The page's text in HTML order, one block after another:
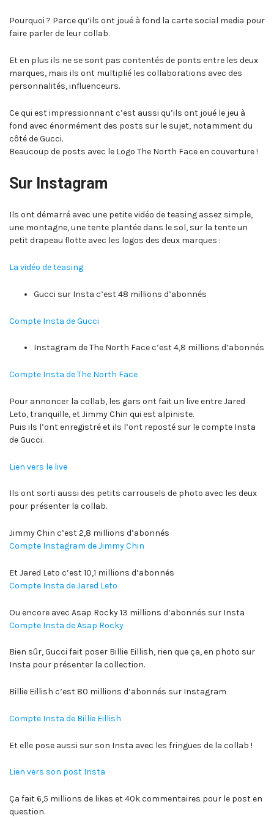
Pourquoi ? Parce qu’ils ont joué à fond la carte social media pour
faire parler de leur collab.
Et en plus ils ne se sont pas contentés de ponts entre les deux
marques, mais ils ont multiplié les collaborations avec des
personnalités, influenceurs.
Ce qui est impressionnant c’est aussi qu’ils ont joué le jeu à
fond avec énormément des posts sur le sujet, notamment du
côté de Gucci.
Beaucoup de posts avec le Logo The North Face en couverture !
Sur Instagram
Ils ont démarré avec une petite vidéo de teasing assez simple,
une montagne, une tente plantée dans le sol, sur la tente un
petit drapeau flotte avec les logos des deux marques :
La vidéo de teasing
Gucci sur Insta c’est 48 millions d’abonnés
Compte Insta de Gucci
Instagram de The North Face c’est 4,8 millions d’abonnés
Compte Insta de The North Face
Pour annoncer la collab, les gars ont fait un live entre Jared
Leto, tranquille, et Jimmy Chin qui est alpiniste.
Puis ils l’ont enregistré et ils l’ont reposté sur le compte Insta
de Gucci.
Lien vers le live
Ils ont sorti aussi des petits carrousels de photo avec les deux
pour présenter la collab.
Jimmy Chin c’est 2,8 millions d’abonnés
Compte Instagram de Jimmy Chin
Et Jared Leto c’est 10,1 millions d’abonnés
Compte Insta de Jared Leto
Ou encore avec Asap Rocky 13 millions d’abonnés sur Insta
Compte Insta de Asap Rocky
Bien sûr, Gucci fait poser Billie Eillish, rien que ça, en photo sur
Insta pour présenter la collection.
Billie Eillish c’est 80 millions d’abonnés sur Instagram
Compte Insta de Billie Eillish
Et elle pose aussi sur son Insta avec les fringues de la collab !
Lien vers son post Insta
Ça fait 6,5 millions de likes et 40k commentaires pour le post en
question.